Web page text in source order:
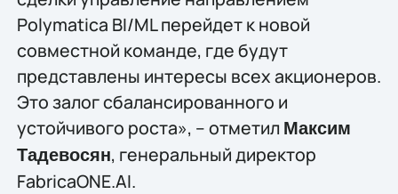
Polymatica BI/ML перейдет к новой
совместной команде, где будут
представлены интересы всех акционеров.
Это залог сбалансированного и
устойчивого роста», – отметил Максим
Тадевосян, генеральный директор
FabricaONE.AI.